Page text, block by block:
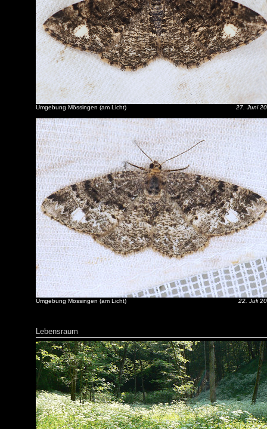
Umgebung Mössingen (am Licht) 27. Juni
Umgebung Mössingen (am Licht) 22. Juli
Lebensraum